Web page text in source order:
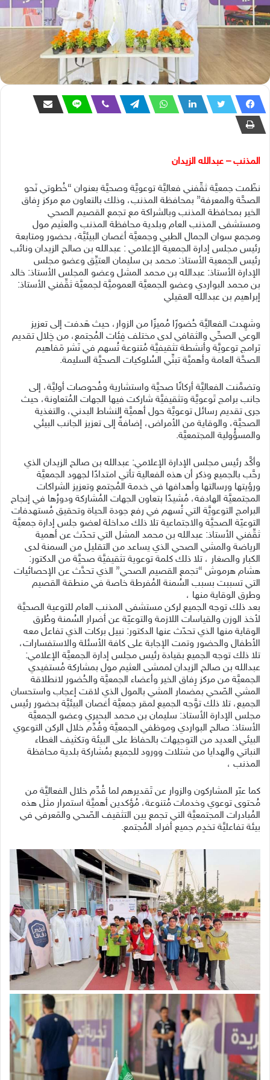
المذنب – عبدالله الزيدان
نظّمت جمعيَّة ثقِّفني فعاليَّة توعويَّة وصحيَّة بعنوان “خُطوتي نَحو
الصحَّة والمعرفة” بمحافظة المذنب، وذلك بالتعاون مع مركز رِفاق
الخير بمحافظة المذنب وبالشراكة مع تجمع القصيم الصحي
ومستشفى المذنب العام وبلدية محافظة المذنب والعثيم مول
ومجمع سوان الجمال الطبي وجمعيَّة أغصان البيئيَّة، بحضور ومتابعة
رئيس مجلس إدارة الجمعية الإعلامي : عبدالله بن صالح الزيدان ونائب
رئيس الجمعية الأستاذ: محمد بن سليمان العتيِّق وعضو مجلس
الإدارة الأستاذ: عبدالله بن محمد المشل وعضو المجلس الأستاذ: خالد
بن محمد البواردي وعضو الجمعيَّة العموميَّة لجمعيَّة ثقِّفني الأستاذ:
إبراهيم بن عبدالله العقيلي
وشهِدت الفعاليَّة حُضورًا مُميزًا من الزوار، حيث هَدفت إلى تعزيز
الوعي الصحِّي والثقافي لدى مختلف فِئات المُجتمع، من خِلال تقديم
بَرامج توعويَّة وأنشطة تثقيفيَّة مُتنوعة تُسهم في نَشر مَفاهيم
الصحَّة العامة وأهميَّة تبنِّي السُلوكيات الصحيَّة السليمة.
وتضمَّنت الفعاليَّة أركانًا صحيَّة واستشارية وفُحوصات أوليَّة، إلى
جانب برامج تَوعويَّة وتثقيفيَّة شاركت فيها الجهات المُتعاونة، حيث
جرى تقديم رسائل توعويَّة حول أهميَّة النشاط البدني، والتغذية
الصحيَّة، والوقاية من الأمراض، إضافةٌ إلى تعزيز الجانب البيئي
والمسؤُولية المجتمعيَّة.
وأكَّد رئيس مجلس الإدارة الإعلامي: عبدالله بن صالح الزيدان الذي
رحَّب بالجميع وذكر أن هذه الفعالية تأتي امتدادًا لجهود الجمعيَّة
ورؤيتها ورسالتها وأهدافها في خدمة المُجتمع وتعزيز الشراكات
المجتمعيَّة الهادفة، مُشيدًا بتعاون الجهات المُشاركة ودورُها في إنجاح
البرامج التوعويَّة التي تُسهم في رفع جودة الحياة وتحقيق مُستهدفات
التوعيّة الصحيَّة والاجتماعية تلا ذلك مداخلة لعضو جلس إدارة جمعيَّة
ثقِّفني الأستاذ: عبدالله بن محمد المشل التي تحدّث عن أهمية
الرياضة والمشي الصحي الذي يساعد من التقليل من السمنة لدى
الكبار والصغار ، تلا ذلك كلمة توعوية تثقيفيَّة صحيَّة من الدكتور:
هشام هرموش “تجمع القصيم الصحي” الذي تحدَّث عن الإحصائيات
التي تسببت بسبب السُمنة المُفرطة خاصة في منطقة القصيم
وطرق الوقاية منها ،
بعد ذلك توجه الجميع لركن مستشفى المذنب العام للتوعية الصحيَّة
لأخذ الوزن والقياسات اللازمة والتوعيّة عن أضرار السُمنة وطُرق
الوقاية منها الذي تحدّث عنها الدكتور: نبيل بركات الذي تفاعل معه
الأطفال والحضور وتمت الإجابة على كافة الأسئلة والاستفسارات،
تلا ذلك توجه الجميع بقيادة رئيس مجلس إدارة الجمعيَّة الإعلامي:
عبدالله بن صالح الزيدان لممشى العثيم مول بمشاركة مُستفيدي
الجمعيَّة من مركز رِفاق الخير وأعضاء الجمعيَّة والحُضور لانطلاقة
المشي الصّحي بمضمار المشي بالمول الذي لاقت إعجاب واستحسان
الجميع، تلا ذلك توَّجه الجميع لمقر جمعيَّة أغصان البيئيَّة بحضور رئيس
مجلس الإدارة الأستاذ: سليمان بن محمد البحيري وعضو الجمعيَّة
الأستاذ: صالح البواردي وموظفي الجمعيَّة وقُدِّم خلال الركن التوعوي
البيئي العديد من التوجيهات بالحفاظ على البيئة وتكثيف الغطاء
النباتي والهدايا من شتلات وورود للجميع بمُشاركة بلدية محافظة
المذنب ،
كما عبّر المشاركون والزوار عن تَقديرهم لما قُدِّم خلال الفعاليَّة من
مُحتوى توعوي وخدمات مُتنوعة، مُؤكدين أهميَّة استمرار مثل هذه
المُبادرات المجتمعيَّة التي تجمع بين التثقيف الصّحي والمَعرفي في
بيئة تفاعليَّة تخدِم جميع أفراد المُجتمع.